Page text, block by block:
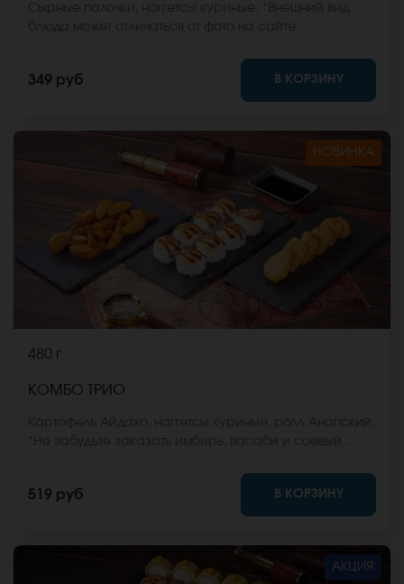
349 руб В КОРЗИНУ
НОВИНКА
480 г
КОМБО ТРИО
вид блюда может отличаться от фото на сайте.
519 руб В КОРЗИНУ
АКЦИЯ